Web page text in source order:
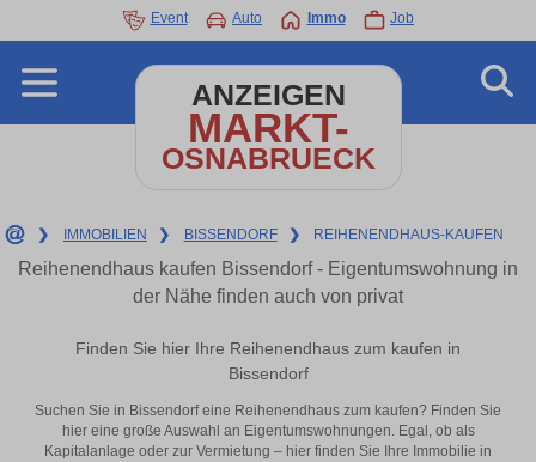
Event Auto Immo Job
ANZEIGEN
MARKT-
OSNABRUECK
❯ IMMOBILIEN ❯ BISSENDORF ❯ REIHENENDHAUS-KAUFEN
Reihenendhaus kaufen Bissendorf - Eigentumswohnung in
der Nähe finden auch von privat
Finden Sie hier Ihre Reihenendhaus zum kaufen in
Bissendorf
Suchen Sie in Bissendorf eine Reihenendhaus zum kaufen? Finden Sie
hier eine große Auswahl an Eigentumswohnungen. Egal, ob als
Kapitalanlage oder zur Vermietung – hier finden Sie Ihre Immobilie in